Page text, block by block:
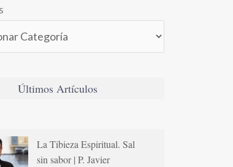
Últimos Artículos
La Tibieza Espiritual. Sal
sin sabor | P. Javier